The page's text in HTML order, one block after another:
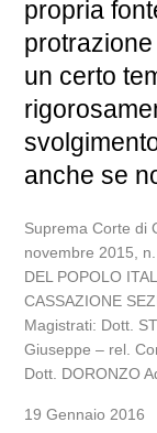
propria
un certo
anche se
Suprema Corte di
novembre 2015,
DEL POPOLO
CASSAZIONE
Magistrati: Dott.
Giuseppe – rel.
Dott. DORONZO
19 Gennaio 2016